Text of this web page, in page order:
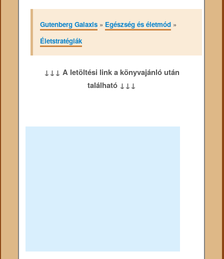
Gutenberg Galaxis» Egészség és életmód»
Életstratégiák
↓↓↓ A letöltési link a könyvajánló után
található ↓↓↓